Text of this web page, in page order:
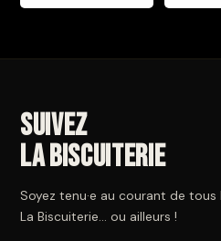
Suivez
La Biscuiterie
Soyez tenu·e au courant de tous
La Biscuiterie… ou ailleurs !